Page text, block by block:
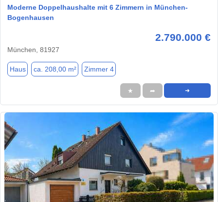
Moderne Doppelhaushalte mit 6 Zimmern in München-
Bogenhausen
2.790.000 €
München, 81927
Haus ca. 208,00 m² Zimmer 4
★ ➦ ➜